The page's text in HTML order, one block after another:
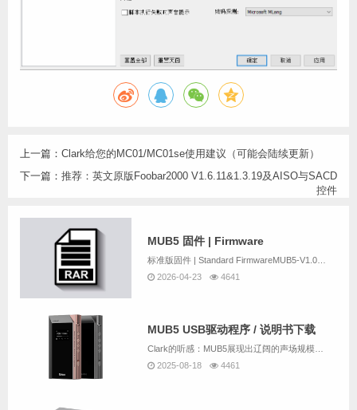
上一篇： Clark给您的MC01/MC01se使用建议（可能会陆续更新）
下一篇： 推荐：英文原版Foobar2000 V1.6.11&1.3.19及AISO与SACD
控件
MUB5 固件 | Firmware
2026-04-23
4641
MUB5 USB驱动程序 / 说明书下载
2025-08-18
4461